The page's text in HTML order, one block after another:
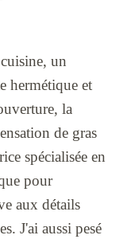
un
hermétique et
la
de gras
spécialisée en
pour
aux détails
J'ai aussi pesé